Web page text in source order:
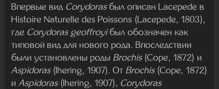
Впервые вид Corydorasбыл описан Lacepede в
Histoire Naturelle des Poissons (Lacepede, 1803),
где Corydoras geoffroyiбыл обозначен как
типовой вид для нового рода. Впоследствии
были установлены роды Brochis (Cope, 1872) и
Aspidoras (Ihering, 1907). От Brochis (Cope, 1872)
и Aspidoras (Ihering, 1907), Corydoras